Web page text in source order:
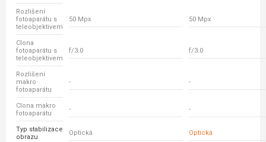
Rozlišení
fotoaparátu s
teleobjektivem
50 Mpx 50 Mpx
Clona
fotoaparátu s
teleobjektivem
f/3.0 f/3.0
Rozlišení
makro
fotoaparátu
- -
Clona makro
fotoaparátu
- -
Typ stabilizace
obrazu
Optická Optická